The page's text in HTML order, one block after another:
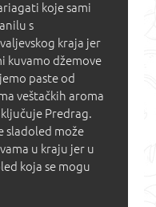
koje sami
s
kraja jer
kuvamo džemove
paste od
veštačkih aroma
Predrag.
sladoled može
u kraju jer u
koja se mogu